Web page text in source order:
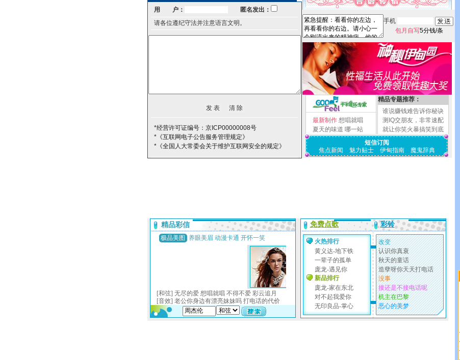
用 户：
匿名发出：
请各位遵纪守法并注意语言文明。
*经营许可证编号：京ICP00000008号
*《互联网电子公告服务管理规定》
*《全国人大常委会关于维护互联网安全的规定》
手机
包月自写5分钱/条
最新制作 想唱就唱
夏天的味道 哪一站
精品专题推荐：
谁说赚钱难告诉你秘诀
测IQ交朋友，非常速配
就让你笑火暴搞笑到底
短信订阅
焦点新闻
魅力贴士 伊甸指南 魔鬼辞典
·
·
·